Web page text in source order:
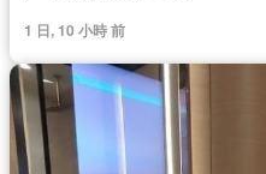
1 日, 10 小時 前